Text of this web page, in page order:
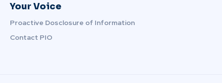
Your Voice
Proactive Dosclosure of Information
Contact PIO